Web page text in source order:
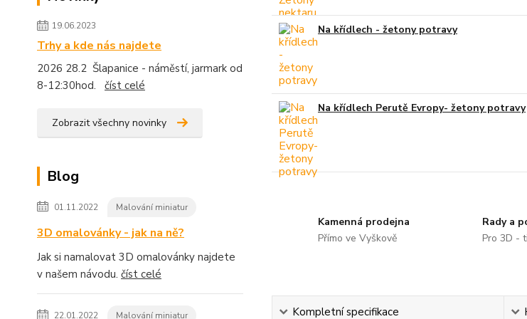
19.06.2023
Trhy a kde nás najdete
2026 28.2 Šlapanice - náměstí, jarmark od
8-12:30hod. číst celé
Zobrazit všechny novinky
Blog
01.11.2022 Malování miniatur
3D omalovánky - jak na ně?
Jak si namalovat 3D omalovánky najdete
v našem návodu. číst celé
22.01.2022 Malování miniatur
Na křídlech - žetony potravy
Na křídlech Perutě Evropy- žetony potravy
Kamenná prodejna
Přímo ve Vyškově
Rady a
Pro 3D -
Kompletní specifikace